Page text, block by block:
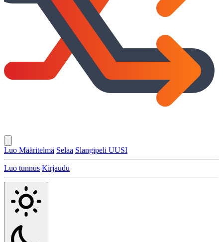
Luo Määritelmä Selaa Slangipeli UUSI
Luo tunnus Kirjaudu